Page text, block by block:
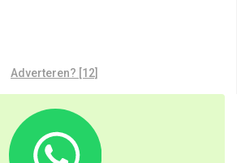
Adverteren? [12]